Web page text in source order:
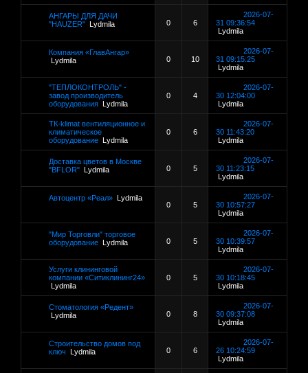
АНГАРЫ ДЛЯ ДАЧИ
"HAUZER" Lydmila 0 6
2026-07-
31 09:36:54
Lydmila
Компания «ГлавАнгар»
Lydmila
0 10
2026-07-
31 09:15:25
Lydmila
"ТЕПЛОКОНТРОЛЬ" -
завод производитель
оборудования Lydmila
0 4
2026-07-
30 12:04:00
Lydmila
ТК-klimat вентиляционное и
климатическое
оборудование Lydmila
0 6
2026-07-
30 11:43:20
Lydmila
Доставка цветов в Москве
"BFLOR" Lydmila 0 5
2026-07-
30 11:23:15
Lydmila
Автоцентр «Реал» Lydmila
0
5
2026-07-
30 10:57:27
Lydmila
"Мир Торговли" торговое
оборудование Lydmila 0 5
2026-07-
30 10:39:57
Lydmila
Услуги клининговой
компании «Ситиклининг24»
Lydmila
0 5
2026-07-
30 10:18:45
Lydmila
Стоматология «Редент»
Lydmila
0 8
2026-07-
30 09:37:08
Lydmila
Строительство домов под
ключ Lydmila 0 6
2026-07-
26 10:24:59
Lydmila